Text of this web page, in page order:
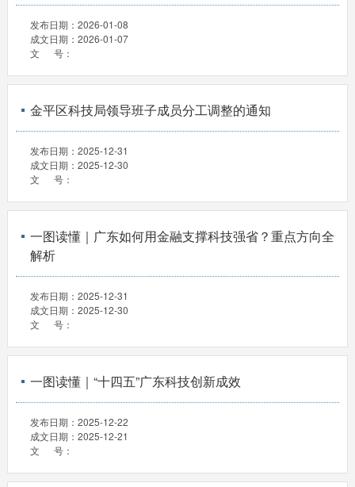
发布日期： 2026-01-08
成文日期： 2026-01-07
文 号：
金平区科技局领导班子成员分工调整的通知
发布日期： 2025-12-31
成文日期： 2025-12-30
文 号：
一图读懂｜广东如何用金融支撑科技强省？重点方向全
解析
发布日期： 2025-12-31
成文日期： 2025-12-30
文 号：
一图读懂｜“十四五”广东科技创新成效
发布日期： 2025-12-22
成文日期： 2025-12-21
文 号：